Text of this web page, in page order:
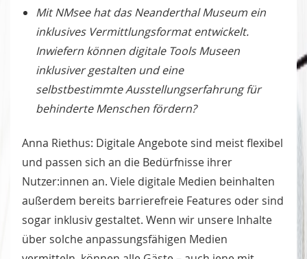
Mit NMsee hat das Neanderthal Museum ein
inklusives Vermittlungsformat entwickelt.
Inwiefern können digitale Tools Museen
inklusiver gestalten und eine
selbstbestimmte Ausstellungserfahrung für
behinderte Menschen fördern?
Anna Riethus: Digitale Angebote sind meist flexibel
und passen sich an die Bedürfnisse ihrer
Nutzer:innen an. Viele digitale Medien beinhalten
außerdem bereits barrierefreie Features oder sind
sogar inklusiv gestaltet. Wenn wir unsere Inhalte
über solche anpassungsfähigen Medien